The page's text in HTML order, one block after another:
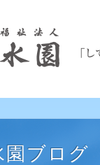
園ブログ